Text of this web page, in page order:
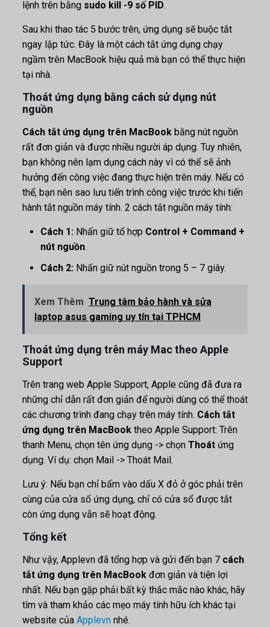
lệnh trên bằng sudo kill -9 số PID.
Sau khi thao tác 5 bước trên, ứng dụng sẽ buộc tắt
ngay lập tức. Đây là một cách tắt ứng dụng chạy
ngầm trên MacBook hiệu quả mà bạn có thể thực hiện
tại nhà.
Thoát ứng dụng bằng cách sử dụng nút
nguồn
Cách tắt ứng dụng trên MacBookbằng nút nguồn
rất đơn giản và được nhiều người áp dụng. Tuy nhiên,
bạn không nên lạm dụng cách này vì có thể sẽ ảnh
hưởng đến công việc đang thực hiện trên máy. Nếu có
thể, bạn nên sao lưu tiến trình công việc trước khi tiến
hành tắt nguồn máy tính. 2 cách tắt nguồn máy tính:
Cách 1: Nhấn giữ tổ hợp Control + Command +
nút nguồn.
Cách 2: Nhấn giữ nút nguồn trong 5 – 7 giây.
Xem Thêm Trung tâm bảo hành và sửa
laptop asus gaming uy tín tại TPHCM
Thoát ứng dụng trên máy Mac theo Apple
Support
Trên trang web Apple Support, Apple cũng đã đưa ra
những chỉ dẫn rất đơn giản để người dùng có thể thoát
các chương trình đang chạy trên máy tính. Cách tắt
ứng dụng trên MacBooktheo Apple Support: Trên
thanh Menu, chọn tên ứng dụng -> chọn Thoát ứng
dụng. Ví dụ: chọn Mail -> Thoát Mail.
Lưu ý: Nếu bạn chỉ bấm vào dấu X đỏ ở góc phải trên
cùng của cửa sổ ứng dụng, chỉ có cửa sổ được tắt
còn ứng dụng vẫn sẽ hoạt động.
Tổng kết
Như vậy, Applevn đã tổng hợp và gửi đến bạn 7 cách
tắt ứng dụng trên MacBookđơn giản và tiện lợi
nhất. Nếu bạn gặp phải bất kỳ thắc mắc nào khác, hãy
tìm và tham khảo các mẹo máy tính hữu ích khác tại
website của Applevnnhé.